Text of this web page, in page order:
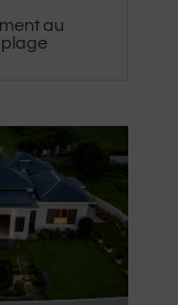
au
plage